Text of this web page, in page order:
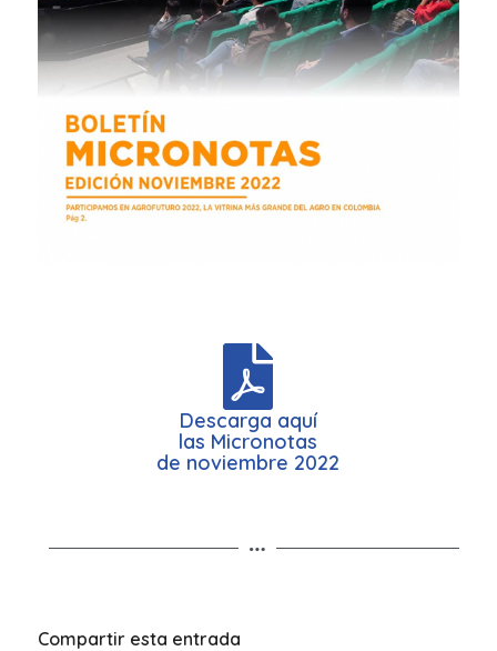
Descarga aquí
las Micronotas
de noviembre 2022
Compartir esta entrada